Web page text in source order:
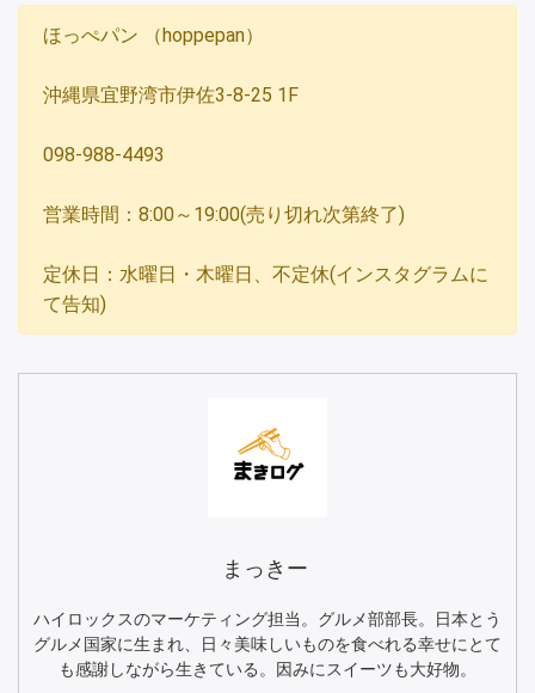
ほっぺパン （hoppepan）
沖縄県宜野湾市伊佐3-8-25 1F
098-988-4493
営業時間：8:00～19:00(売り切れ次第終了)
定休日：水曜日・木曜日、不定休(インスタグラムに
て告知)
まっきー
ハイロックスのマーケティング担当。グルメ部部長。日本とう
グルメ国家に生まれ、日々美味しいものを食べれる幸せにとて
も感謝しながら生きている。因みにスイーツも大好物。